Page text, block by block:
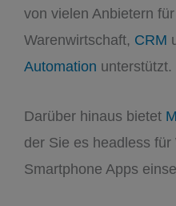
von vielen Anbietern
Warenwirtschaft, CRM
Automation unterstützt.
Darüber hinaus bietet
der Sie es headless
Smartphone Apps